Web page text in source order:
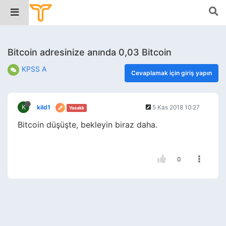
Bitcoin adresinize anında 0,03 Bitcoin
KPSS A Cevaplamak için giriş yapın
K kild1 Yasaklı 5 Kas 2018 10:27
Bitcoin düşüşte, bekleyin biraz daha.
0